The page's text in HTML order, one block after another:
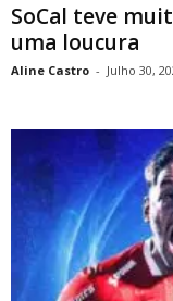
SoCal teve
uma loucura
Aline Castro - Julho 30,